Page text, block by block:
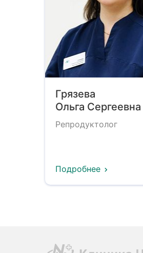
Грязева
Ольга Сергеевна
Репродуктолог
Подробнее